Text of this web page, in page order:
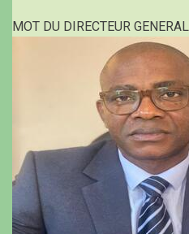
language
MOT DU DIRECTEUR GENERAL